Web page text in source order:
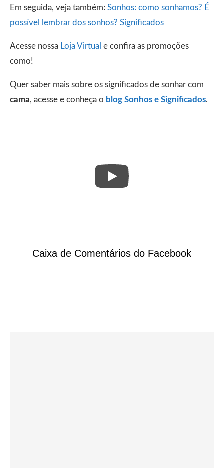
Em seguida, veja também: Sonhos: como sonhamos? É
possível lembrar dos sonhos? Significados
Acesse nossa Loja Virtual e confira as promoções
como!
Quer saber mais sobre os significados de sonhar com
cama, acesse e conheça o blog Sonhos e Significados.
Caixa de Comentários do Facebook